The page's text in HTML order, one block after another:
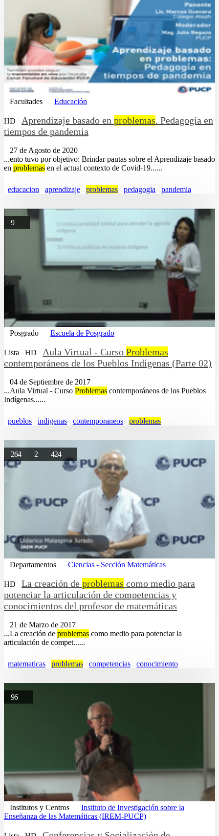
Facultades Educación
HD Aprendizaje basado en problemas. Pedagogía en
tiempos de pandemia
27 de Agosto de 2020
...ento tuvo por objetivo: Brindar pautas sobre el Aprendizaje basado
en problemas en el actual contexto de Covid-19......
educacion aprendizaje problemas pedagogia pandemia
9
Posgrado Escuela de Posgrado
Lista HD Aula Virtual - Curso Problemas
contemporáneos de los Pueblos Indígenas (Parte 02)
04 de Septiembre de 2017
...Aula Virtual - Curso Problemas contemporáneos de los Pueblos
Indígenas......
pueblos indigenas contemporaneos problemas
264 2 424
Departamentos Ciencias - Sección Matemáticas
HD La creación de problemas como medio para
potenciar la articulación de competencias y
conocimientos del profesor de matemáticas
21 de Marzo de 2017
...La creación de problemas como medio para potenciar la
articulación de compet......
matematicas problemas competencias conocimiento
96
Institutos y Centros
Instituto de Investigación sobre la
Enseñanza de las Matemáticas (IREM-PUCP)